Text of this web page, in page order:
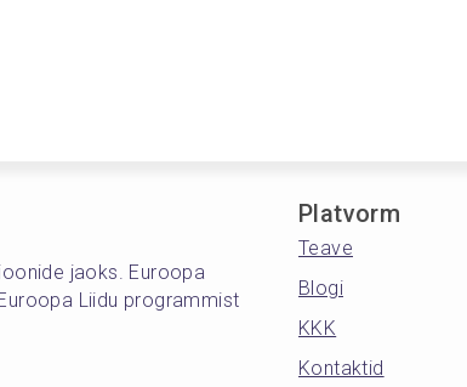
jaoks. Euroopa
Liidu programmist
Platvorm
Teave
Blogi
KKK
Kontaktid